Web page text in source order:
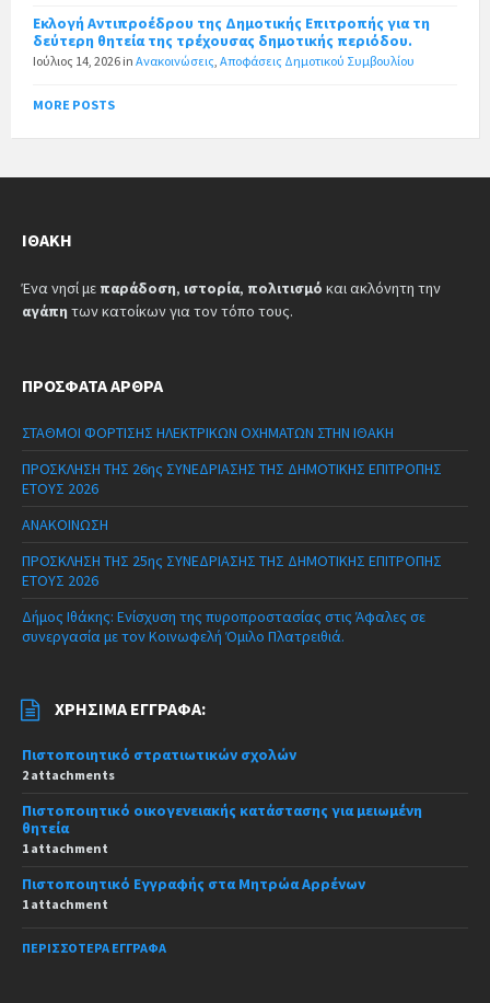
Εκλογή Αντιπροέδρου της Δημοτικής Επιτροπής για τη
δεύτερη θητεία της τρέχουσας δημοτικής περιόδου.
Ιούλιος 14, 2026 in Ανακοινώσεις Αποφάσεις Δημοτικού Συμβουλίου
MORE POSTS
ΙΘΆΚΗ
Ένα νησί με παράδοση, ιστορία, πολιτισμό και ακλόνητη την
αγάπη των κατοίκων για τον τόπο τους.
ΠΡΌΣΦΑΤΑ ΆΡΘΡΑ
ΣΤΑΘΜΟΙ ΦΟΡΤΙΣΗΣ ΗΛΕΚΤΡΙΚΩΝ ΟΧΗΜΑΤΩΝ ΣΤΗΝ ΙΘΑΚΗ
ΠΡΟΣΚΛΗΣΗ ΤΗΣ 26ης ΣΥΝΕΔΡΙΑΣΗΣ ΤΗΣ ΔΗΜΟΤΙΚΗΣ ΕΠΙΤΡΟΠΗΣ
ΕΤΟΥΣ 2026
ΑΝΑΚΟΙΝΩΣΗ
ΠΡΟΣΚΛΗΣΗ ΤΗΣ 25ης ΣΥΝΕΔΡΙΑΣΗΣ ΤΗΣ ΔΗΜΟΤΙΚΗΣ ΕΠΙΤΡΟΠΗΣ
ΕΤΟΥΣ 2026
Δήμος Ιθάκης: Ενίσχυση της πυροπροστασίας στις Άφαλες σε
συνεργασία με τον Κοινωφελή Όμιλο Πλατρειθιά.
ΧΡΉΣΙΜΑ ΈΓΓΡΑΦΑ:
Πιστοποιητικό στρατιωτικών σχολών
2 attachments
Πιστοποιητικό οικογενειακής κατάστασης για μειωμένη
θητεία
1 attachment
Πιστοποιητικό Εγγραφής στα Μητρώα Αρρένων
1 attachment
ΠΕΡΙΣΣΌΤΕΡΑ ΈΓΓΡΑΦΑ